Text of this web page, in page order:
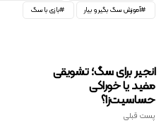
آموزش سگ بگیر و بیار
بازی با سگ
انجیر برای سگ؛ تشویقی
مفید یا خوراکی
حساسیت‌زا؟
پست قبلی